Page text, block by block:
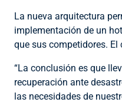
La nueva arquitectura
implementación de un
que sus competidores.
“La conclusión es que
recuperación ante
las necesidades de